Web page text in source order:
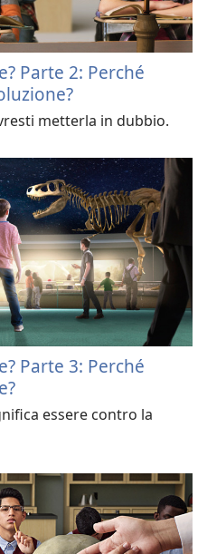
Parte 2: Perché
metterla in dubbio.
Parte 3: Perché
essere contro la